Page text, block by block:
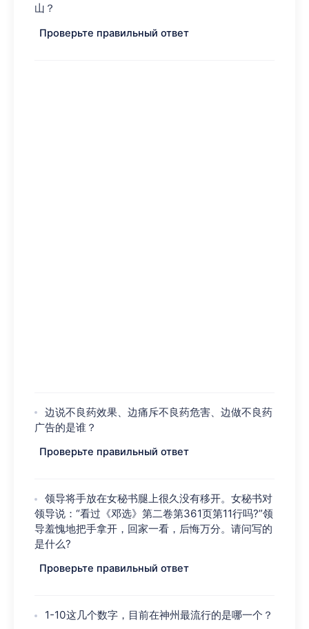
山？
Проверьте правильный ответ
边说不良药效果、边痛斥不良药危害、边做不良药
广告的是谁？
Проверьте правильный ответ
领导将手放在女秘书腿上很久没有移开。女秘书对
领导说：“看过《邓选》第二卷第361页第11行吗?”领
导羞愧地把手拿开，回家一看，后悔万分。请问写的
是什么?
Проверьте правильный ответ
1-10这几个数字，目前在神州最流行的是哪一个？